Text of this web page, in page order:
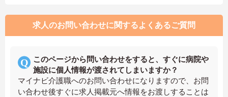
求人のお問い合わせに関するよくあるご質問
このページから問い合わせをすると、すぐに病院や
施設に個人情報が渡されてしまいますか？
マイナビ介護職へのお問い合わせになりますので、お問
い合わせ後すぐに求人掲載元へ情報をお渡しすることは